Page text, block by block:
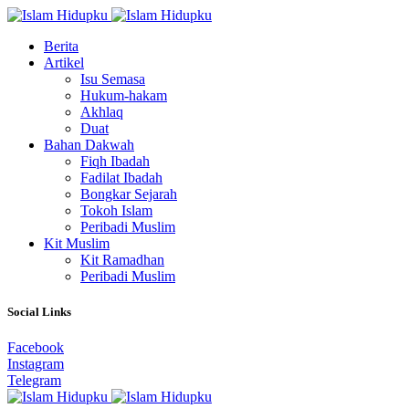
Berita
Artikel
Isu Semasa
Hukum-hakam
Akhlaq
Duat
Bahan Dakwah
Fiqh Ibadah
Fadilat Ibadah
Bongkar Sejarah
Tokoh Islam
Peribadi Muslim
Kit Muslim
Kit Ramadhan
Peribadi Muslim
Social Links
Facebook
Instagram
Telegram